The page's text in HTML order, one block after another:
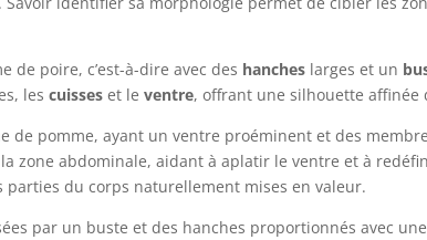
de poire, c’est-à-dire avec des hanches larges et un
lescuisses et leventre, offrant une silhouette affinée
de pomme, ayant un ventre proéminent et des
zone abdominale, aidant à aplatir le ventre et à
du corps naturellement mises en valeur.
par un buste et des hanches proportionnés avec